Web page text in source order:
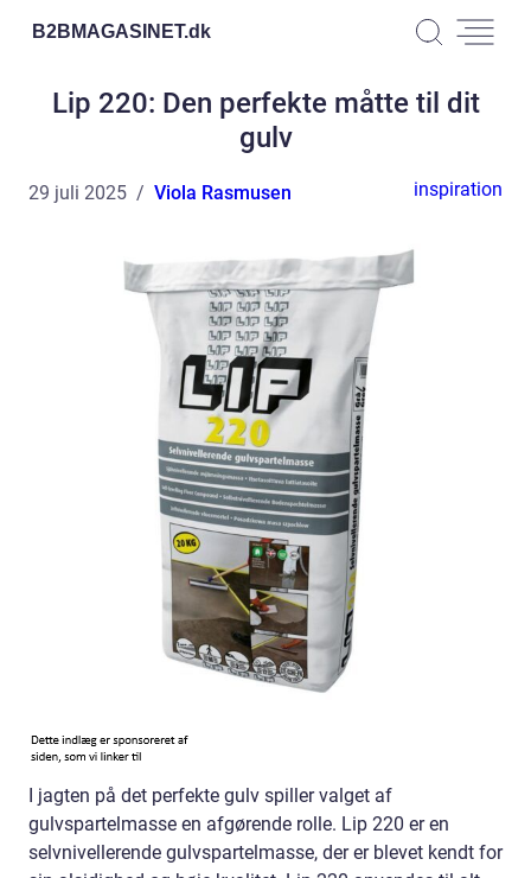
B2BMAGASINET.dk
Lip 220: Den perfekte måtte til dit
gulv
29 juli 2025 Viola Rasmusen inspiration
I jagten på det perfekte gulv spiller valget af
gulvspartelmasse en afgørende rolle. Lip 220 er en
selvnivellerende gulvspartelmasse, der er blevet kendt for